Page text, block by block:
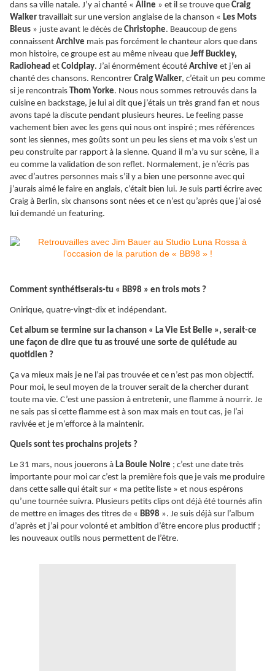
dans sa ville natale. J’y ai chanté « Aline » et il se trouve que Craig
Walker travaillait sur une version anglaise de la chanson « Les Mots
Bleus » juste avant le décès de Christophe. Beaucoup de gens
connaissent Archive mais pas forcément le chanteur alors que dans
mon histoire, ce groupe est au même niveau que Jeff Buckley,
Radiohead et Coldplay. J’ai énormément écouté Archive et j’en ai
chanté des chansons. Rencontrer Craig Walker, c’était un peu comme
si je rencontrais Thom Yorke. Nous nous sommes retrouvés dans la
cuisine en backstage, je lui ai dit que j’étais un très grand fan et nous
avons tapé la discute pendant plusieurs heures. Le feeling passe
vachement bien avec les gens qui nous ont inspiré ; mes références
sont les siennes, mes goûts sont un peu les siens et ma voix s’est un
peu construite par rapport à la sienne. Quand il m’a vu sur scène, il a
eu comme la validation de son reflet. Normalement, je n’écris pas
avec d’autres personnes mais s’il y a bien une personne avec qui
j’aurais aimé le faire en anglais, c’était bien lui. Je suis parti écrire avec
Craig à Berlin, six chansons sont nées et ce n’est qu’après que j’ai osé
lui demandé un featuring.
Comment synthétiserais-tu « BB98 » en trois mots ?
Onirique, quatre-vingt-dix et indépendant.
Cet album se termine sur la chanson « La Vie Est Belle », serait-ce
une façon de dire que tu as trouvé une sorte de quiétude au
quotidien ?
Ça va mieux mais je ne l’ai pas trouvée et ce n’est pas mon objectif.
Pour moi, le seul moyen de la trouver serait de la chercher durant
toute ma vie. C’est une passion à entretenir, une flamme à nourrir. Je
ne sais pas si cette flamme est à son max mais en tout cas, je l’ai
ravivée et je m’efforce à la maintenir.
Quels sont tes prochains projets ?
Le 31 mars, nous jouerons à La Boule Noire ; c’est une date très
importante pour moi car c’est la première fois que je vais me produire
dans cette salle qui était sur « ma petite liste » et nous espérons
qu’une tournée suivra. Plusieurs petits clips ont déjà été tournés afin
de mettre en images des titres de « BB98 ». Je suis déjà sur l’album
d’après et j’ai pour volonté et ambition d’être encore plus productif ;
les nouveaux outils nous permettent de l’être.